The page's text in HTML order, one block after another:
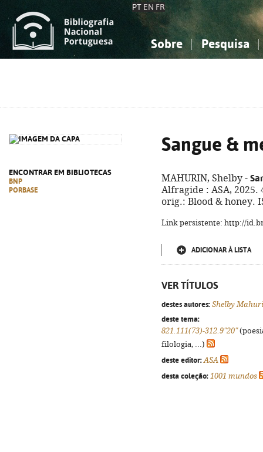
PT EN FR
Sobre Pesquisa
ENCONTRAR EM BIBLIOTECAS
BNP
PORBASE
Sangue &
MAHURIN, Shelby -
Alfragide : ASA, 2025.
orig.: Blood & honey.
Link persistente: http://
ADICIONAR À LISTA
VER TÍTULOS
destes autores: Shelby
deste tema:
821.111(73)-312.9"20"
filologia, ...)
deste editor: ASA
desta coleção: 1001 mundos